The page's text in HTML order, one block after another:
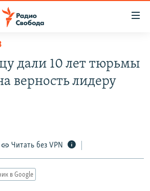
дали 10 лет тюрьмы
верность лидеру
Читать без VPN
в Google